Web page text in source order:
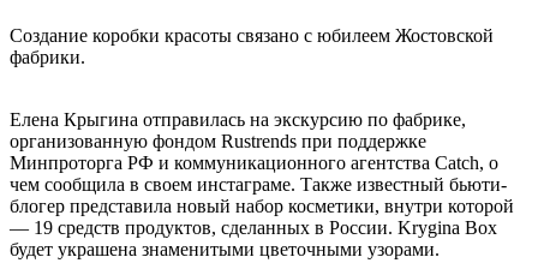
Создание коробки красоты связано с юбилеем Жостовской
фабрики.
Елена Крыгина отправилась на экскурсию по фабрике,
организованную фондом Rustrends при поддержке
Минпроторга РФ и коммуникационного агентства Catch, о
чем сообщила в своем инстаграме. Также известный бьюти-
блогер представила новый набор косметики, внутри которой
— 19 средств продуктов, сделанных в России. Krygina Box
будет украшена знаменитыми цветочными узорами.